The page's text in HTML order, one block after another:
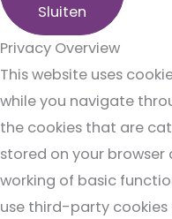
Sluiten
Privacy Overview
This website uses
while you navigate
the cookies that are
stored on your
working of basic
use third-party cookies